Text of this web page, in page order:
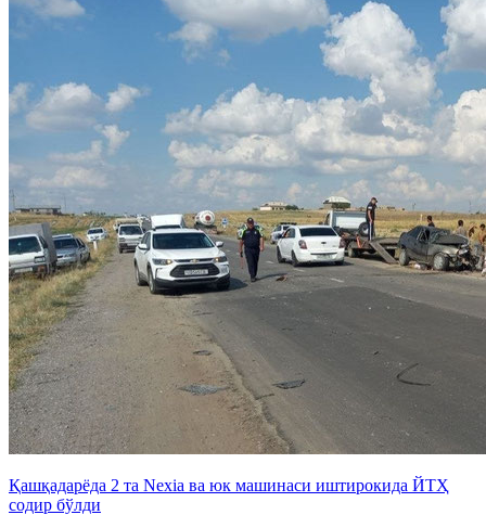
Қашқадарёда 2 та Nexia ва юк машинаси иштирокида ЙТҲ
содир бўлди